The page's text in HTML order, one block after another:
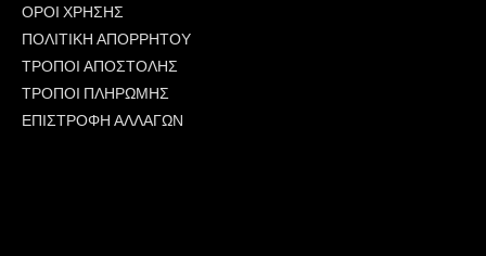
ΟΡΟΙ ΧΡΗΣΗΣ
ΠΟΛΙΤΙΚΗ ΑΠΟΡΡΗΤΟΥ
ΤΡΟΠΟΙ ΑΠΟΣΤΟΛΗΣ
ΤΡΟΠΟΙ ΠΛΗΡΩΜΗΣ
ΕΠΙΣΤΡΟΦΗ ΑΛΛΑΓΩΝ